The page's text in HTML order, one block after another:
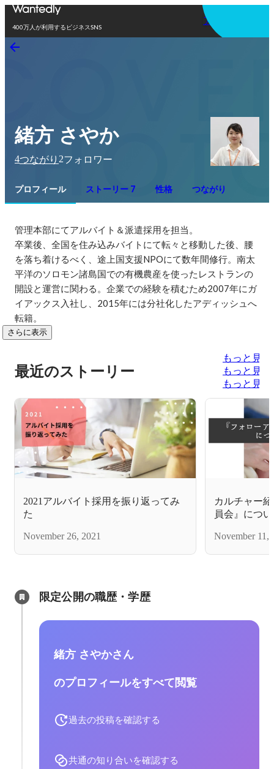
400万人が利用するビジネスSNS
アプリを使う
緒方 さやか
4つながり 2フォロワー
プロフィール ストーリー 7 性格 つながり
管理本部にてアルバイト＆派遣採用を担当。
卒業後、全国を住み込みバイトにて転々と移動した後、腰
を落ち着けるべく、途上国支援NPOにて数年間修行。南太
平洋のソロモン諸島国での有機農産を使ったレストランの
開設と運営に関わる。企業での経験を積むため2007年にガ
イアックス入社し、2015年には分社化したアディッシュへ
転籍。
さらに表示
最近のストーリー
もっと見る
もっと見る
もっと見る
2021アルバイト採用を振り返ってみ
た
November 26, 2021
カルチャー
員会』につ
November 11,
限定公開の職歴・学歴
緒方 さやかさん
のプロフィールをすべて閲覧
過去の投稿を確認する
共通の知り合いを確認する